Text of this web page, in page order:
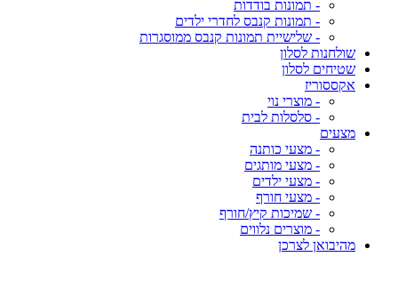
- תמונות בודדות
- תמונות קנבס לחדרי ילדים
- שלישיית תמונות קנבס ממוסגרות
שולחנות לסלון
שטיחים לסלון
אקססוריז
- מוצרי נוי
- סלסלות לבית
מצעים
- מצעי כותנה
- מצעי מותגים
- מצעי ילדים
- מצעי חורף
- שמיכות קיץ/חורף
- מוצרים נלווים
מהיבואן לצרכן